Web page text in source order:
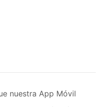
nuestra App Móvil